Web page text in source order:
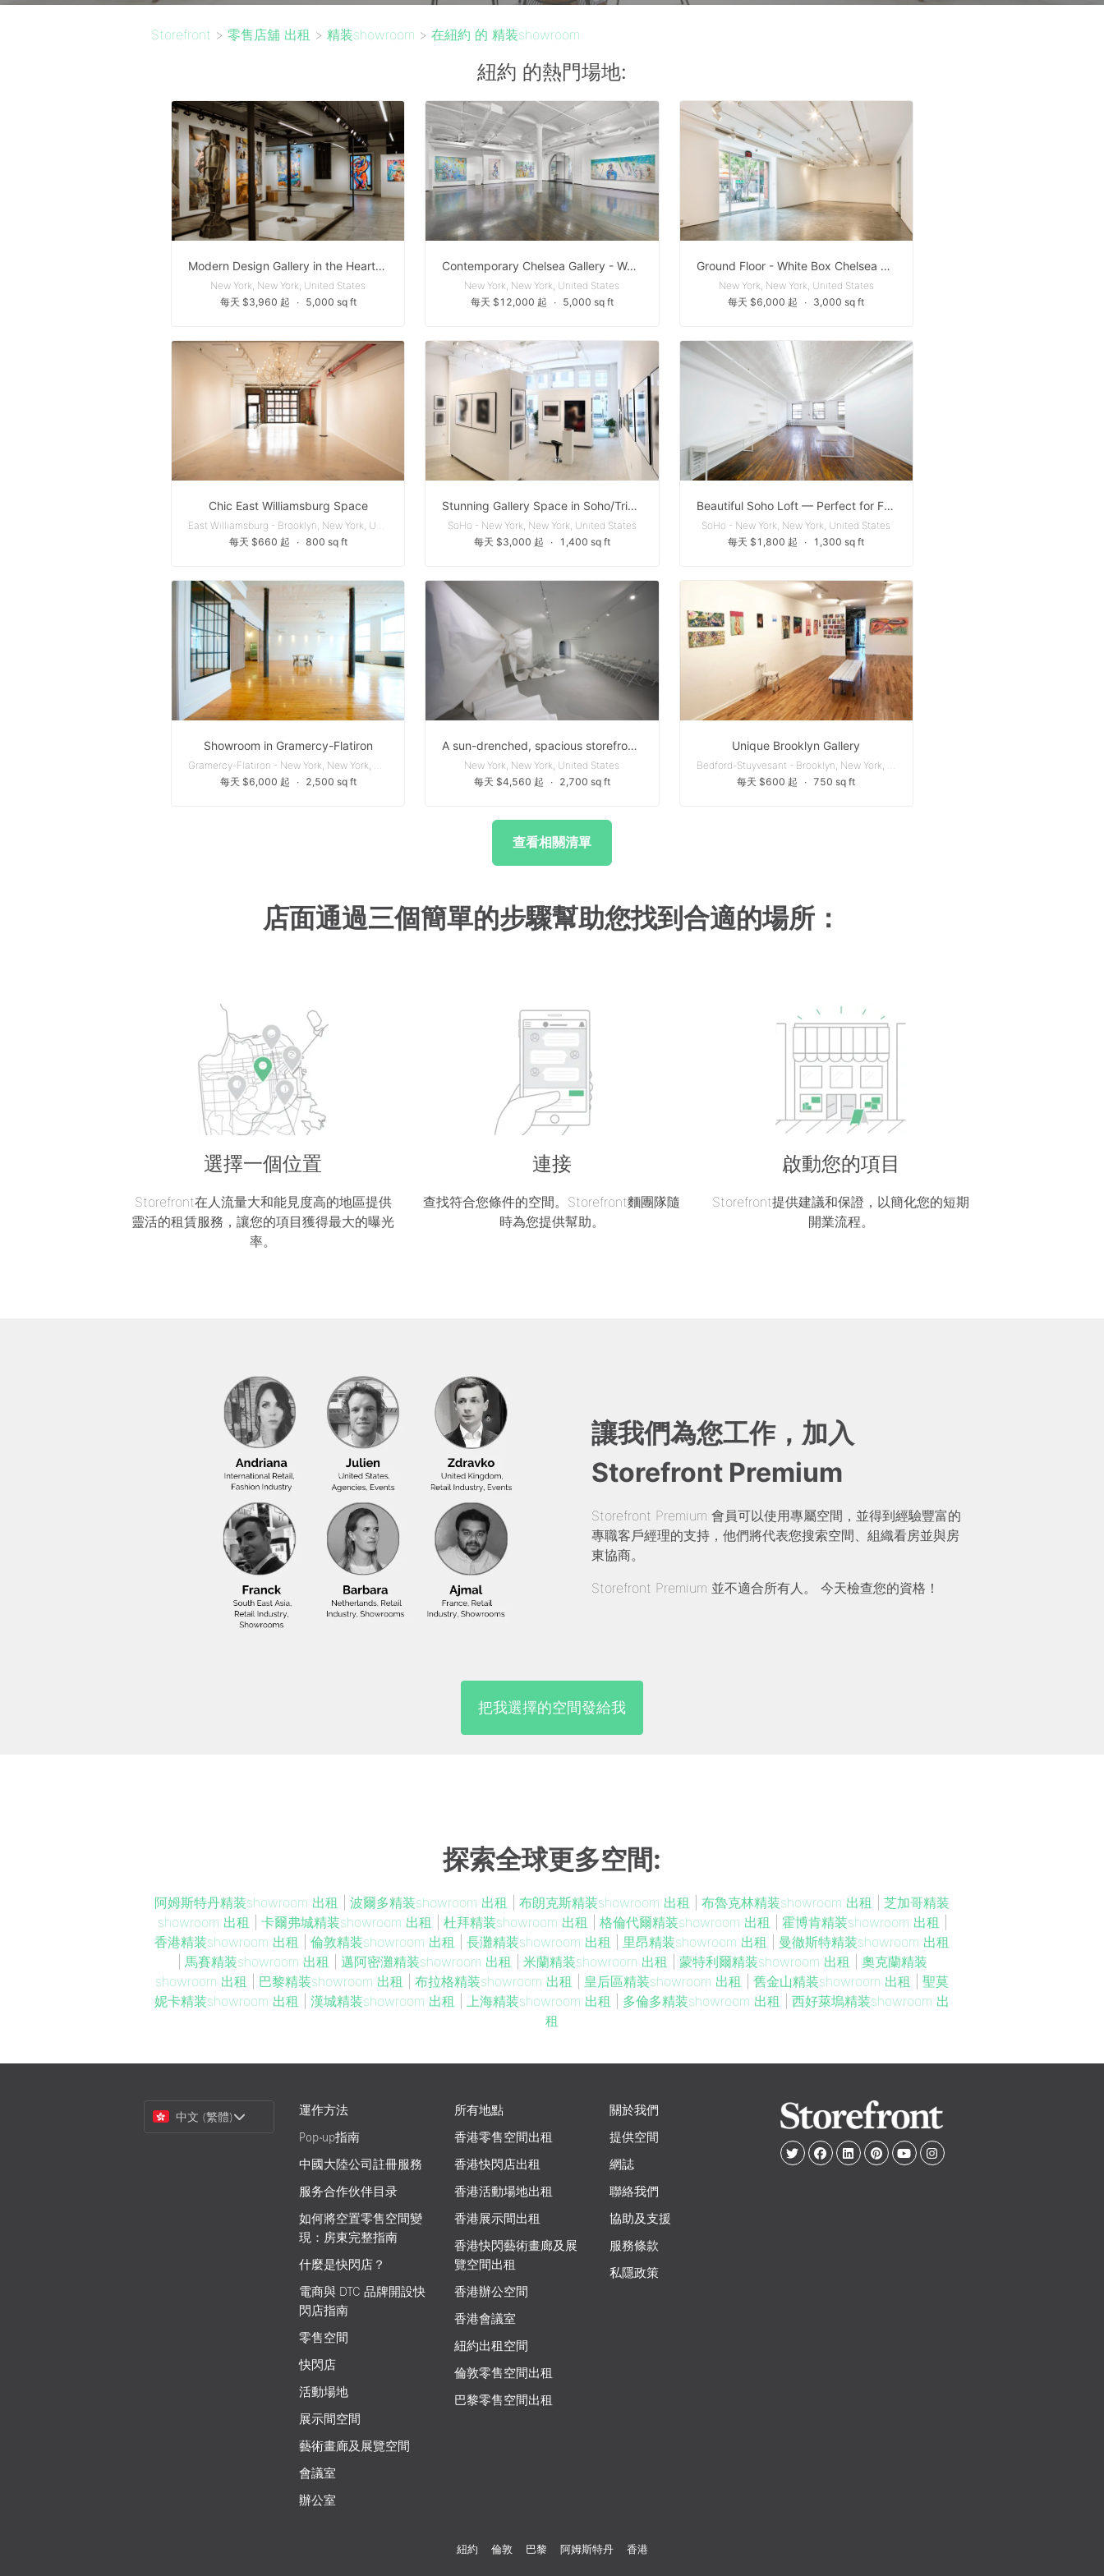
Storefront > 零售店舖 出租 > 精装showroom > 在紐約 的 精装showroom
紐約 的熱門場地:
Modern Design Gallery in the Heart of Tribeca
New York, New York, United States
每天 $3,960 起
∙ 5,000 sq ft
Contemporary Chelsea Gallery - Well-suited for a variety of events, including pop-up exhibitions, cocktail receptions, fashion shows, and product launches
New York, New York, United States
每天 $12,000 起
∙ 5,000 sq ft
Ground Floor - White Box Chelsea Gallery Space
New York, New York, United States
每天 $6,000 起
∙ 3,000 sq ft
Chic East Williamsburg Space
East Williamsburg - Brooklyn, New York, United States
每天 $660 起
∙ 800 sq ft
Stunning Gallery Space in Soho/Tribeca
SoHo - New York, New York, United States
每天 $3,000 起
∙ 1,400 sq ft
Beautiful Soho Loft — Perfect for Fashion Showrooms, Castings, Fittings, and Photoshoots
SoHo - New York, New York, United States
每天 $1,800 起
∙ 1,300 sq ft
Showroom in Gramercy-Flatiron
Gramercy-Flatiron - New York, New York, United States
每天 $6,000 起
∙ 2,500 sq ft
A sun-drenched, spacious storefront nestled in the heart of Midtown Manhattan.
New York, New York, United States
每天 $4,560 起
∙ 2,700 sq ft
Unique Brooklyn Gallery
Bedford-Stuyvesant - Brooklyn, New York, United States
每天 $600 起
∙ 750 sq ft
查看相關清單
店面通過三個簡單的步驟幫助您找到合適的場所：
選擇一個位置
Storefront在人流量大和能見度高的地區提供
靈活的租賃服務，讓您的項目獲得最大的曝光
率。
連接
查找符合您條件的空間。Storefront麵團隊隨
時為您提供幫助。
啟動您的項目
Storefront提供建議和保證，以簡化您的短期
開業流程。
讓我們為您工作，加入
Storefront Premium
Storefront Premium 會員可以使用專屬空間，並得到經驗豐富的
專職客戶經理的支持，他們將代表您搜索空間、組織看房並與房
東協商。
Storefront Premium 並不適合所有人。 今天檢查您的資格！
把我選擇的空間發給我
探索全球更多空間:
阿姆斯特丹精装showroom 出租 波爾多精装showroom 出租 布朗克斯精装showroom 出租 布魯克林精装showroom 出租
芝加哥精装
showroom 出租
卡爾弗城精装showroom 出租 杜拜精装showroom 出租 格倫代爾精装showroom 出租 霍博肯精装showroom 出租
香港精装showroom 出租
倫敦精装showroom 出租 長灘精装showroom 出租 里昂精装showroom 出租
曼徹斯特精装showroom 出租
馬賽精装showroom 出租 邁阿密灘精装showroom 出租 米蘭精装showroom 出租 蒙特利爾精装showroom 出租
奧克蘭精装
showroom 出租
巴黎精装showroom 出租 布拉格精装showroom 出租 皇后區精装showroom 出租 舊金山精装showroom 出租
聖莫
妮卡精装showroom 出租
漢城精装showroom 出租 上海精装showroom 出租 多倫多精装showroom 出租
西好萊塢精装showroom 出
租
Choose
中文 (繁體)
運作方法
Pop-up指南
中國大陸公司註冊服務
服务合作伙伴目录
如何將空置零售空間變
現：房東完整指南
什麼是快閃店？
電商與 DTC 品牌開設快
閃店指南
零售空間
快閃店
活動場地
展示間空間
藝術畫廊及展覽空間
會議室
辦公室
所有地點
香港零售空間出租
香港快閃店出租
香港活動場地出租
香港展示間出租
香港快閃藝術畫廊及展
覽空間出租
香港辦公空間
香港會議室
紐約出租空間
倫敦零售空間出租
巴黎零售空間出租
關於我們
提供空間
網誌
聯絡我們
協助及支援
服務條款
私隱政策
紐約 倫敦 巴黎 阿姆斯特丹 香港